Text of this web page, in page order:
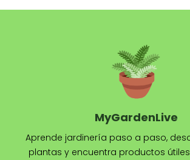
MyGardenLive
Aprende jardinería paso a paso,
plantas y encuentra productos